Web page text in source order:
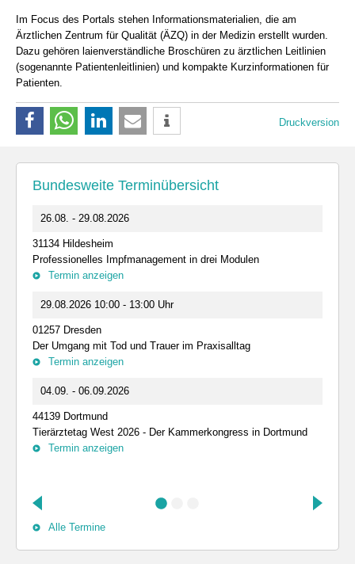
Im Focus des Portals stehen Informationsmaterialien, die am
Ärztlichen Zentrum für Qualität (ÄZQ) in der Medizin erstellt wurden.
Dazu gehören laienverständliche Broschüren zu ärztlichen Leitlinien
(sogenannte Patientenleitlinien) und kompakte Kurzinformationen für
Patienten.
Druckversion
Bundesweite Terminübersicht
26.08. - 29.08.2026
31134 Hildesheim
Professionelles Impfmanagement in drei Modulen
Termin anzeigen
29.08.2026 10:00 - 13:00 Uhr
01257 Dresden
Der Umgang mit Tod und Trauer im Praxisalltag
Termin anzeigen
04.09. - 06.09.2026
44139 Dortmund
Tierärztetag West 2026 - Der Kammerkongress in Dortmund
Termin anzeigen
Alle Termine